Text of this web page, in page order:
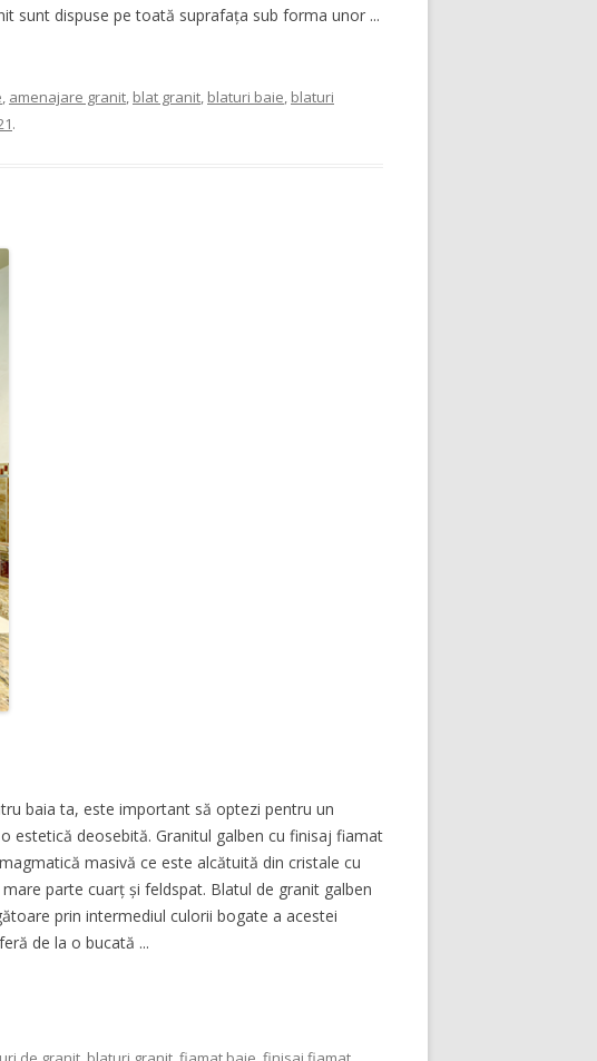
sunt dispuse pe toată suprafața sub forma unor ...
, amenajare granit, blat granit, blaturi baie, blaturi
.
baia ta, este important să optezi pentru un
estetică deosebită. Granitul galben cu finisaj fiamat
masivă ce este alcătuită din cristale cu
parte cuarț și feldspat. Blatul de granit galben
prin intermediul culorii bogate a acestei
de la o bucată ...